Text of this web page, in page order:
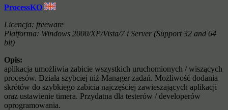
ProcessKO
Licencja: freeware
Platforma: Windows 2000/XP/Vista/7 i Server (Support 32 and 64
bit)
Opis:
aplikacja umożliwia zabicie wszystkich uruchomionych / wiszących
procesów. Działa szybciej niż Manager zadań. Możliwość dodania
skrótów do szybkiego zabicia najczęściej zawieszających aplikacji
oraz ustawienie timera. Przydatna dla testerów / developerów
oprogramowania.